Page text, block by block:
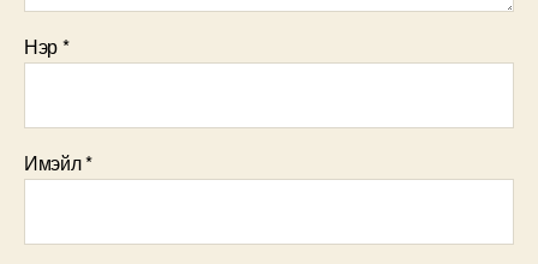
Нэр*
Имэйл*